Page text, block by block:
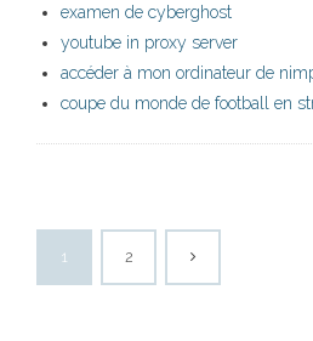
examen de cyberghost
youtube in proxy server
accéder à mon ordinateur de
coupe du monde de football en
1 2